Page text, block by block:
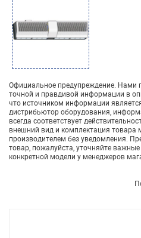
Официальное предупреждение. Нами
точной и правдивой информации в
что источником информации
дистрибьютор оборудования,
всегда соответствует
внешний вид и комплектация товара
производителем без уведомления.
товар, пожалуйста, уточняйте
конкретной модели у менеджеров